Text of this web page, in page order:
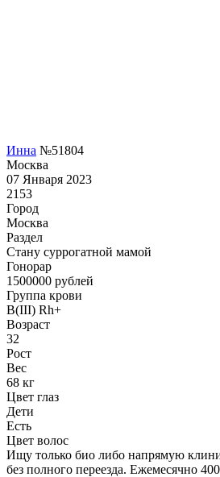
Инна №51804
Москва
07 Января 2023
2153
Город
Москва
Раздел
Cтану суррогатной мамой
Гонoрар
1500000 рублей
Группа крови
B(III) Rh+
Возраст
32
Рост
Вес
68 кг
Цвет глаз
Дети
Есть
Цвет волос
Ищу только био либо напрямую
без полного переезда. Ежемесячно